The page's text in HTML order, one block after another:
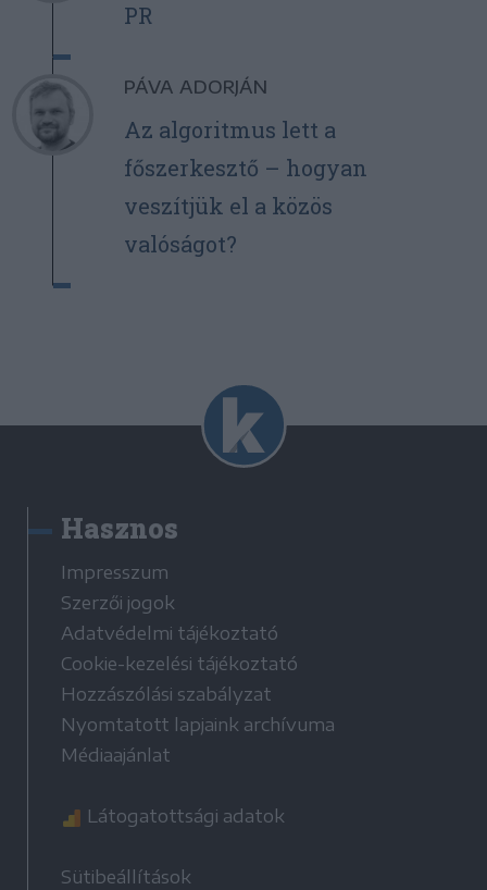
PR
PÁVA ADORJÁN
Az algoritmus lett a
főszerkesztő – hogyan
veszítjük el a közös
valóságot?
Hasznos
Impresszum
Szerzői jogok
Adatvédelmi tájékoztató
Cookie-kezelési tájékoztató
Hozzászólási szabályzat
Nyomtatott lapjaink archívuma
Médiaajánlat
Látogatottsági adatok
Sütibeállítások